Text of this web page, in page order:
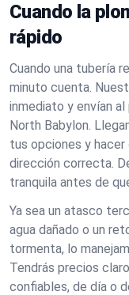
Cuando la
rápido
Cuando una tubería
minuto cuenta.
inmediato y envían
North Babylon.
tus opciones y hacer
dirección correcta.
tranquila antes de
Ya sea un atasco
agua dañado o un
tormenta, lo
Tendrás precios
confiables, de día o